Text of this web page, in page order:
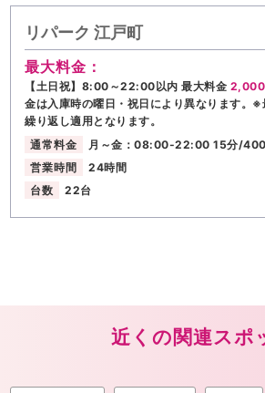
リパーク 江戸町
最大料金：
【土日祝】8:00～22:00以内 最大料金 2,000
金は入庫時の曜日・祝日により異なります。※
繰り返し適用となります。
通常料金
月～金：08:00-22:00 15分/
営業時間
24時間
台数
22台
近くの関連スポ